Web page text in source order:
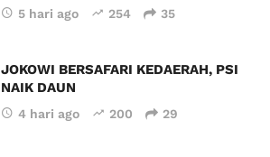
5 hari ago 254 35
JOKOWI BERSAFARI KEDAERAH, PSI
NAIK DAUN
4 hari ago 200 29